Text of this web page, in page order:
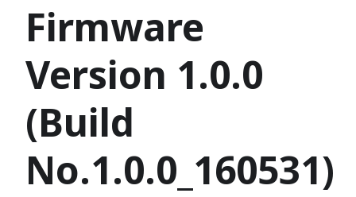
Firmware
Version 1.0.0
(Build
No.1.0.0_160531)